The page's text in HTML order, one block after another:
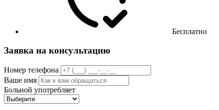
Бесплатно
Заявка на консультацию
Номер телефона
Ваше имя
Больной употребляет